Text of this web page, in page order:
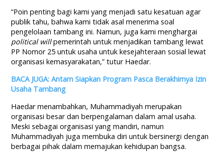
“Poin penting bagi kami yang menjadi satu kesatuan agar
publik tahu, bahwa kami tidak asal menerima soal
pengelolaan tambang ini. Namun, juga kami menghargai
political willpemerintah untuk menjadikan tambang lewat
PP Nomor 25 untuk usaha untuk kesejahteraan sosial lewat
organisasi kemasyarakatan,” tutur Haedar.
BACA JUGA: Antam Siapkan Program Pasca Berakhirnya Izin
Usaha Tambang
Haedar menambahkan, Muhammadiyah merupakan
organisasi besar dan berpengalaman dalam amal usaha.
Meski sebagai organisasi yang mandiri, namun
Muhammadiyah juga membuka diri untuk bersinergi dengan
berbagai pihak dalam memajukan kehidupan bangsa.